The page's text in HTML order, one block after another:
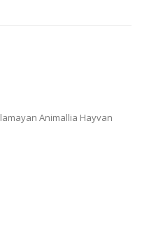
Animallia Hayvan